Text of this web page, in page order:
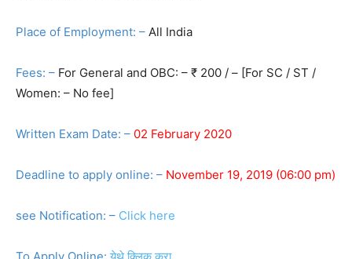
Place of Employment: – All India
Fees: – For General and OBC: – ₹ 200 / – [For SC / ST /
Women: – No fee]
Written Exam Date: – 02 February 2020
Deadline to apply online: – November 19, 2019 (06:00 pm)
see Notification: – Click here